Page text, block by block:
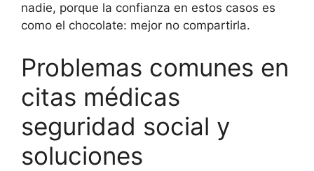
nadie, porque la confianza en estos casos es
como el chocolate: mejor no compartirla.
Problemas comunes en
citas médicas
seguridad social y
soluciones